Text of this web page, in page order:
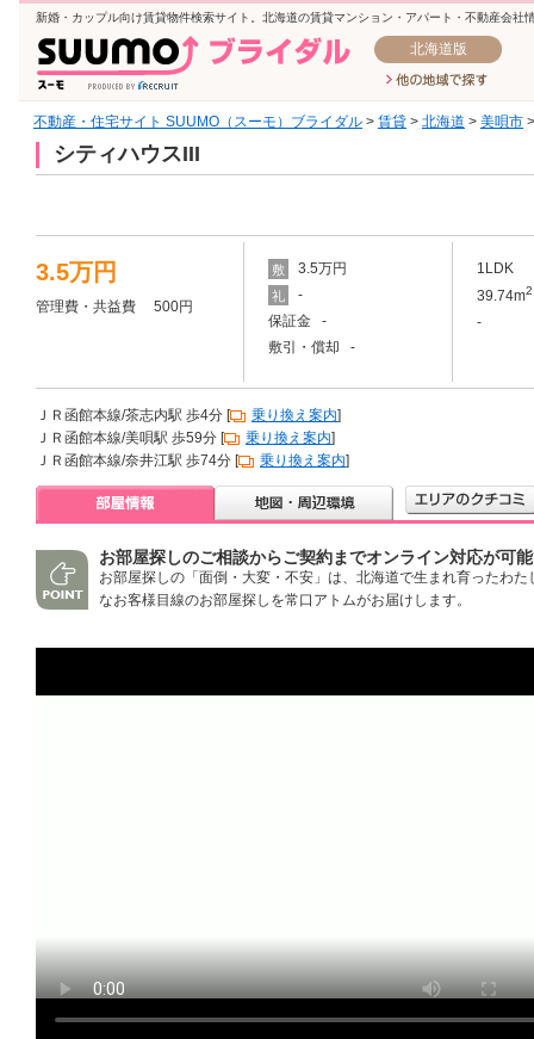
新婚・カップル向け賃貸物件検索サイト。北海道の賃貸マンション・アパート・不動産会社
北海道版
不動産・住宅サイト SUUMO（スーモ）ブライダル > 賃貸 > 北海道 > 美唄市
シティハウスIII
3.5万円
管理費・共益費 500円
敷 3.5万円
礼
-
保証金 -
敷引・償却 -
1LDK
39.74m2
-
ＪＲ函館本線/茶志内駅 歩4分 [ 乗り換え案内]
ＪＲ函館本線/美唄駅 歩59分 [
乗り換え案内]
ＪＲ函館本線/奈井江駅 歩74分 [
乗り換え案内]
お部屋探しのご相談からご契約までオンライン対応が可
お部屋探しの「面倒・大変・不安」は、北海道で生まれ育ったわ
なお客様目線のお部屋探しを常口アトムがお届けします。